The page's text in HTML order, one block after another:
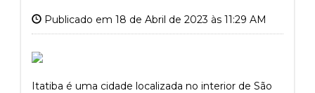
Publicado em 18 de Abril de 2023 às 11:29 AM
Itatiba é uma cidade localizada no interior de São